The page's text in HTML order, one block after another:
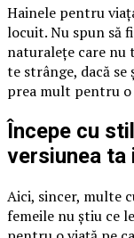
Hainele pentru
locuit. Nu spun să
naturalețe care nu
te strânge, dacă se
prea mult pentru o
Începe cu
versiunea ta
Aici, sincer, multe
femeile nu știu ce